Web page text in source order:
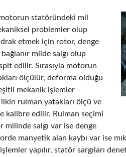
statöründeki mil
problemler olup
idrak etmek için rotor, denge
milde salgı olup
edilir. Sırasıyla motorun
ölçülür, deforma olduğu
mekanik işlemler
rulman yatakları ölçü ve
kalibre edilir. Rulman seçimi
milinde salgı var ise denge
manyetik alan kaybı var ise
yapılır, statör sargıları